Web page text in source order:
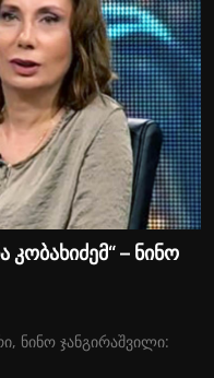
კობახიძემ“ – ნინო
ნინო ჯანგირაშვილი: